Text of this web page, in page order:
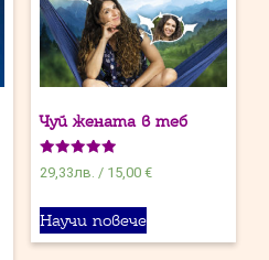
Чуй жената в теб
Оценено на
5.00
29,33лв. / 15,00 €
Научи повече